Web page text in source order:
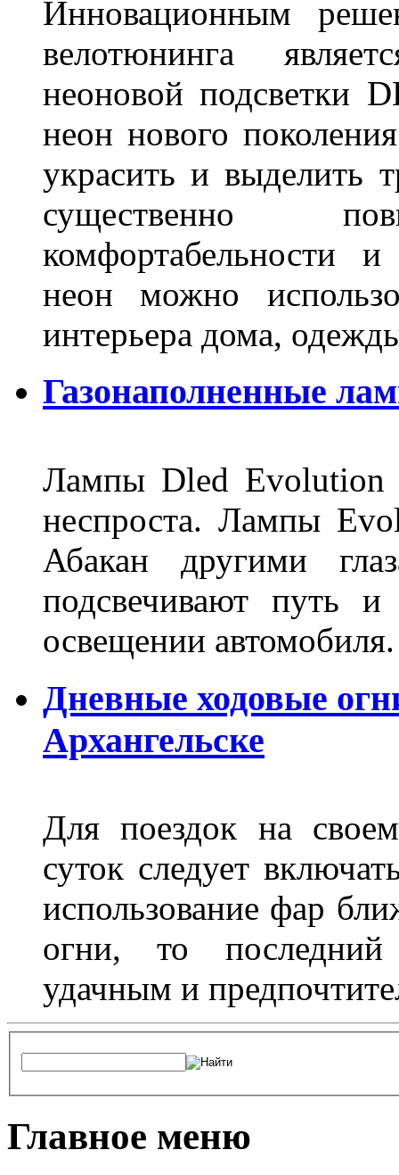
Инновационным
велотюнинга
неоновой подсветки
неон нового
украсить и выделить
существенно
комфортабельности
неон можно
интерьера дома,
Газонаполненные
Лампы Dled Evolution
неспроста. Лампы
Абакан другими
подсвечивают путь
освещении автомобиля.
Дневные ходовые
Архангельске
Для поездок на
суток следует
использование фар
огни, то последний
удачным и
Главное меню